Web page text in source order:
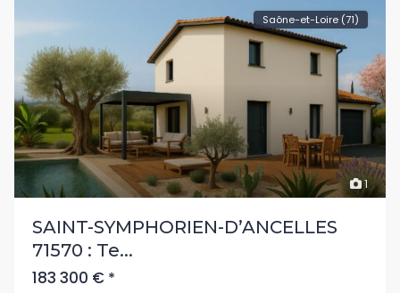
1
Saône-et-Loire (71)
SAINT-SYMPHORIEN-D’ANCELLES
71570 : Te...
183 300 € *